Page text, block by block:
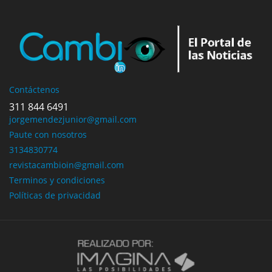
Contáctenos
311 844 6491
jorgemendezjunior@gmail.com
Paute con nosotros
3134830774
revistacambioin@gmail.com
Terminos y condiciones
Políticas de privacidad